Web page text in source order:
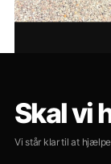
Skal vi
Vi står klar til at